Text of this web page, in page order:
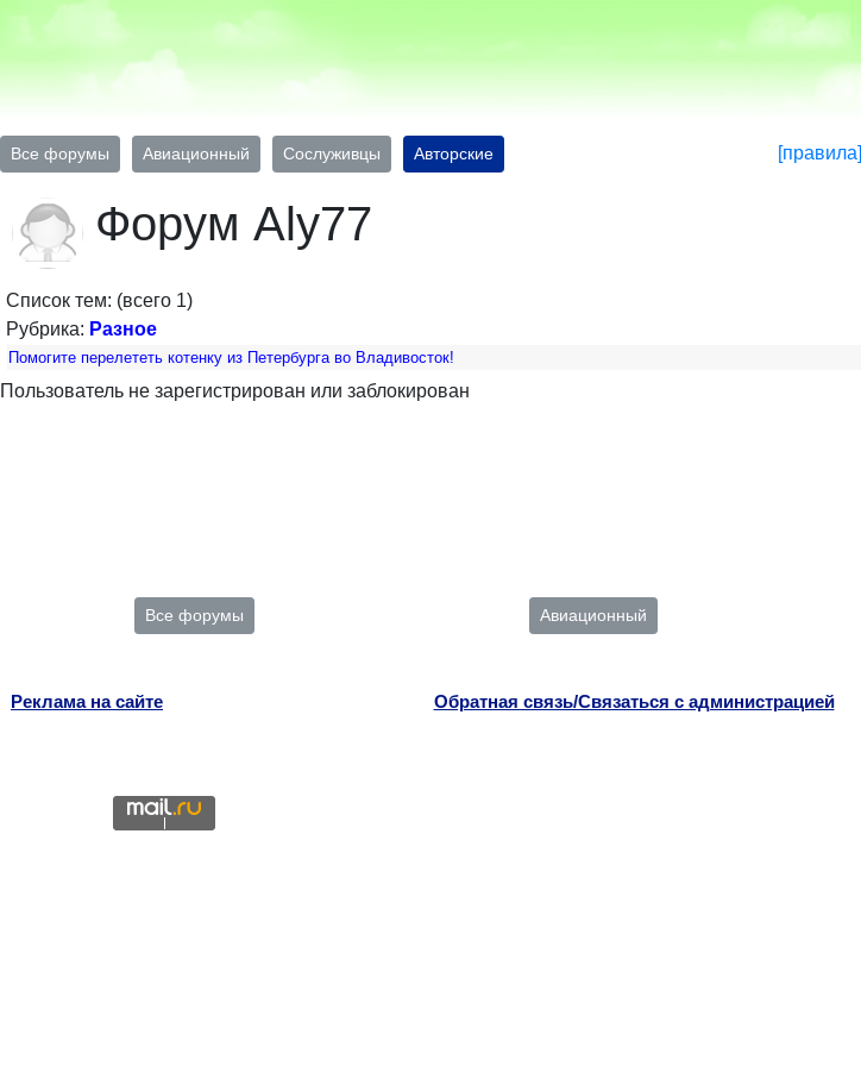
Все форумы Авиационный Сослуживцы Авторские [правила]
Форум Aly77
Список тем: (всего 1)
Рубрика: Разное
Помогите перелететь котенку из Петербурга во Владивосток!
Пользователь не зарегистрирован или заблокирован
Все форумы Авиационный
Реклама на сайте Обратная связь/Связаться с администрацией